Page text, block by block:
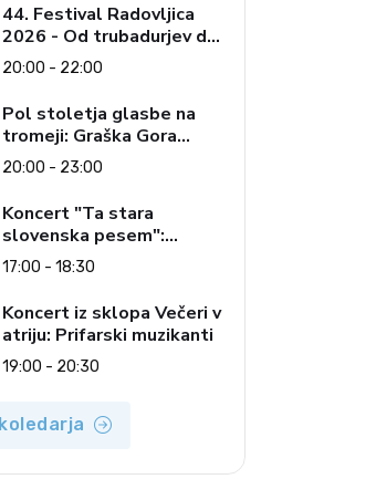
44. Festival Radovljica
2026 - Od trubadurjev do
Brahmsa
20:00 - 22:00
Pol stoletja glasbe na
tromeji: Graška Gora
obeležuje 50. jubilejni
festival narodno-zabavne
glasbe
20:00 - 23:00
Koncert "Ta stara
slovenska pesem":
Ljudski pevci Jezerci
17:00 - 18:30
Koncert iz sklopa Večeri v
atriju: Prifarski muzikanti
19:00 - 20:30